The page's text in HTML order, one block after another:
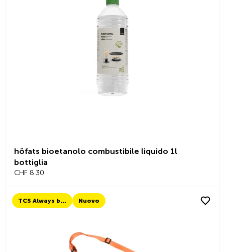
höfats bioetanolo combustibile liquido 1l
bottiglia
CHF 8.30
TCS Always by my side Nuovo